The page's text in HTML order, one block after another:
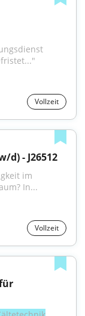
Vollzeit
d) - J26512
im
In...
Vollzeit